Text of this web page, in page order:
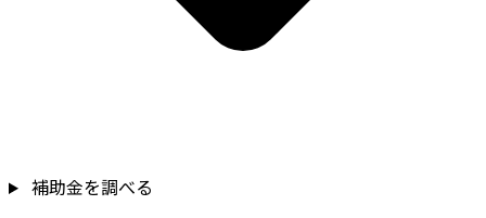
補助金を調べる